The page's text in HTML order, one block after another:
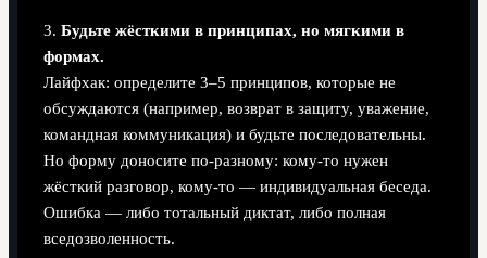
3. Будьте жёсткими в принципах, но мягкими в
формах.
Лайфхак: определите 3–5 принципов, которые не
обсуждаются (например, возврат в защиту, уважение,
командная коммуникация) и будьте последовательны.
Но форму доносите по-разному: кому-то нужен
жёсткий разговор, кому-то — индивидуальная беседа.
Ошибка — либо тотальный диктат, либо полная
вседозволенность.